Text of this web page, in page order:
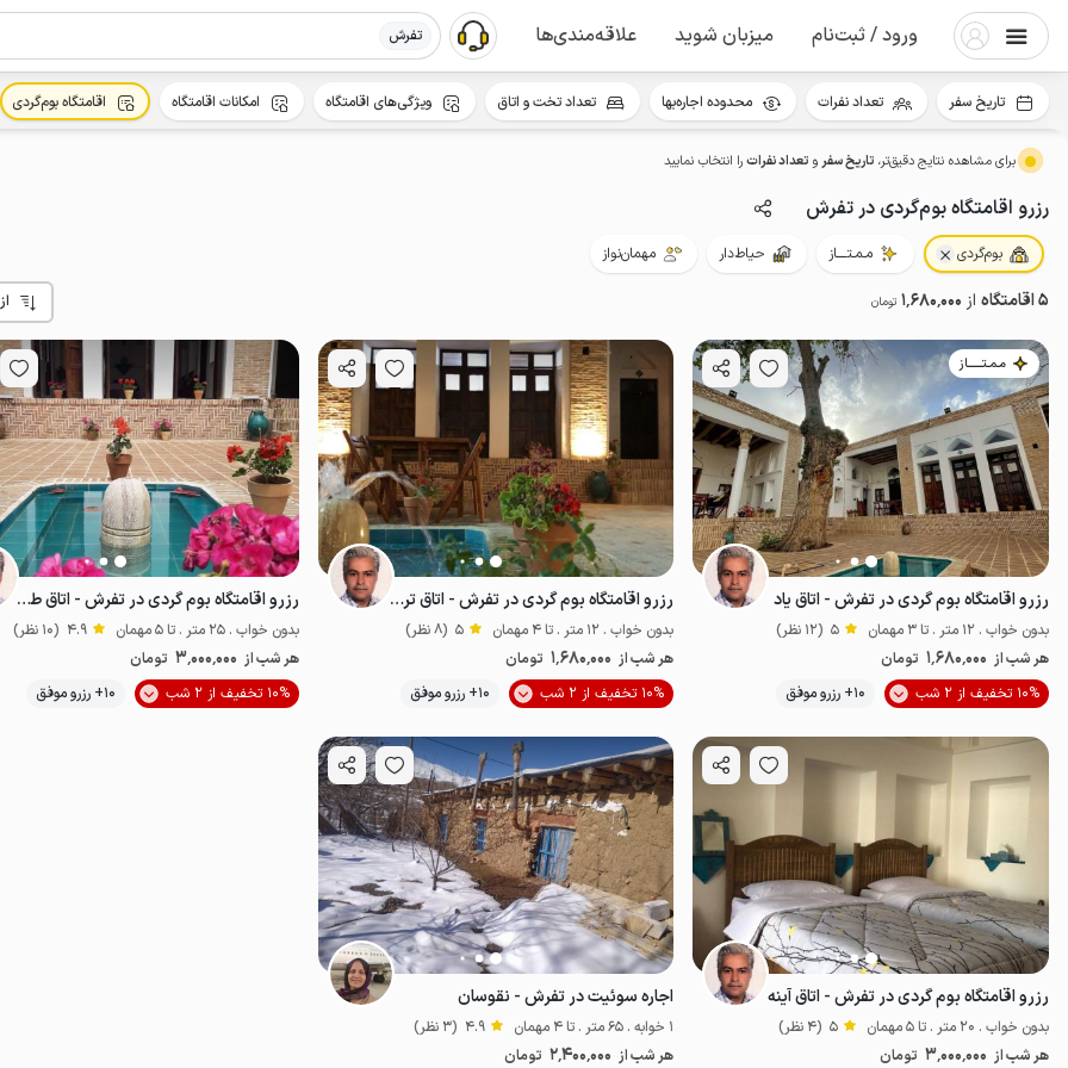
ورود / ثبت‌نام میزبان شوید علاقه‌مندی‌ها تفرش
برای مشاهده نتایج دقیق‌تر، تاریخ سفرو تعداد نفراترا انتخاب نمایید
رزرو اقامتگاه بوم‌گردی در تفرش
بوم‌گردی مـمـتــــاز حیاط‌دار مهمان‌نواز
5 اقامتگاه از 1٬680٬000 تومان
مـمـتــــــاز
رزرو اقامتگاه بوم گردی در تفرش - اتاق یاد
بدون خواب . 12 متر . تا 3 مهمان 5 (12 نظر)
هر شب از 1٬680٬000 تومان
10% تخفیف از 2 شب
10+ رزرو موفق موقعیت در نقشه
رزرو اقامتگاه بوم گردی در تفرش - اتاق ترنج
بدون خواب . 12 متر . تا 4 مهمان 5 (8 نظر)
هر شب از 1٬680٬000 تومان
10% تخفیف از 2 شب
10+ رزرو موفق موقعیت در نقشه
رزرو اقامتگاه بوم گردی در تفرش - اتاق طلوع
بدون خواب . 25 متر . تا 5 مهمان 4.9 (10 نظر)
هر شب از 3٬000٬000 تومان
10% تخفیف از 2 شب
10+ رزرو موفق
رزرو اقامتگاه بوم گردی در تفرش - اتاق آینه
بدون خواب . 20 متر . تا 5 مهمان 5 (4 نظر)
هر شب از 3٬000٬000 تومان
اجاره سوئیت در تفرش - نقوسان
1 خوابه . 65 متر . تا 4 مهمان 4.9 (3 نظر)
هر شب از 2٬400٬000 تومان
تاریخ سفر تعداد نفرات محدوده اجاره‌بها تعداد تخت و اتاق ویژگی‌های اقامتگاه امکانات اقامتگاه اقامتگاه بوم‌گردی